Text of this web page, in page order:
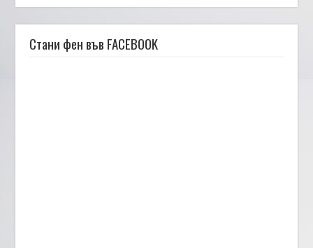
Стани фен във FACEBOOK